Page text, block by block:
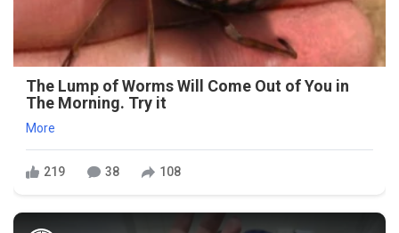
The Lump of Worms Will Come Out of You in
The Morning. Try it
More
219 38 108